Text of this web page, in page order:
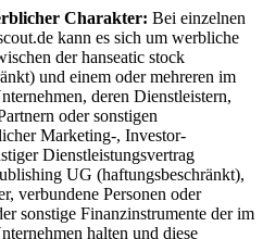
Charakter: Bei einzelnen
kann es sich um werbliche
der hanseatic stock
und einem oder mehreren im
deren Dienstleistern,
oder sonstigen
Marketing-, Investor-
Dienstleistungsvertrag
UG (haftungsbeschränkt),
verbundene Personen oder
sonstige Finanzinstrumente der im
halten und diese